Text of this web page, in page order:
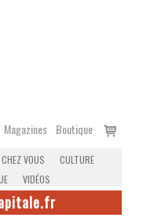
Magazines Boutique
Voir
VOUS
CULTURE
VIDÉOS